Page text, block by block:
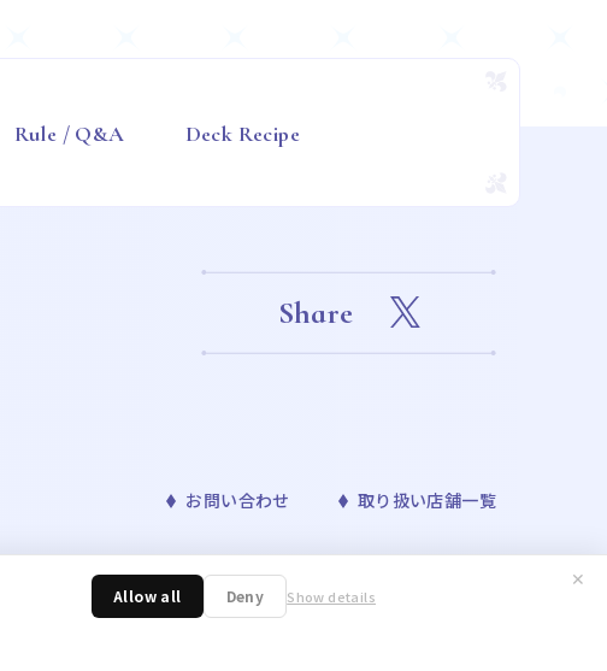
Allow all Deny Show details
✕
Rule / Q&A Deck Recipe
Share
お問い合わせ 取り扱い店舗一覧
©Bandai Namco Entertainment Inc. ©Disney
project. ©青山剛昌／小学館・読売テレビ・TMS 1996 ©nagano /